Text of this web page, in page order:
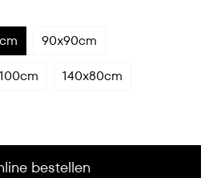
90x90cm
140x80cm
bestellen